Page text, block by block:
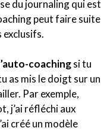
du journaling qui est
peut faire suite
exclusifs.
coachingsi tu
as mis le doigt sur un
Par exemple,
j’ai réfléchi aux
créé un modèle